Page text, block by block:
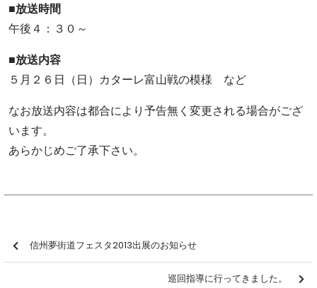
■放送時間
午後４：３０～
■放送内容
５月２６日（日）カターレ富山戦の模様 など
なお放送内容は都合により予告無く変更される場合がござ
います。
あらかじめご了承下さい。
信州夢街道フェスタ2013出展のお知らせ
巡回指導に行ってきました。